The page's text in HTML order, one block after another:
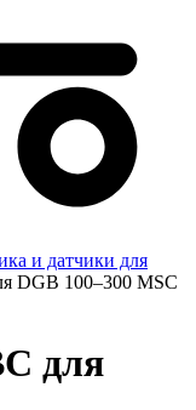
и датчики для
DGB 100–300 MSC
для